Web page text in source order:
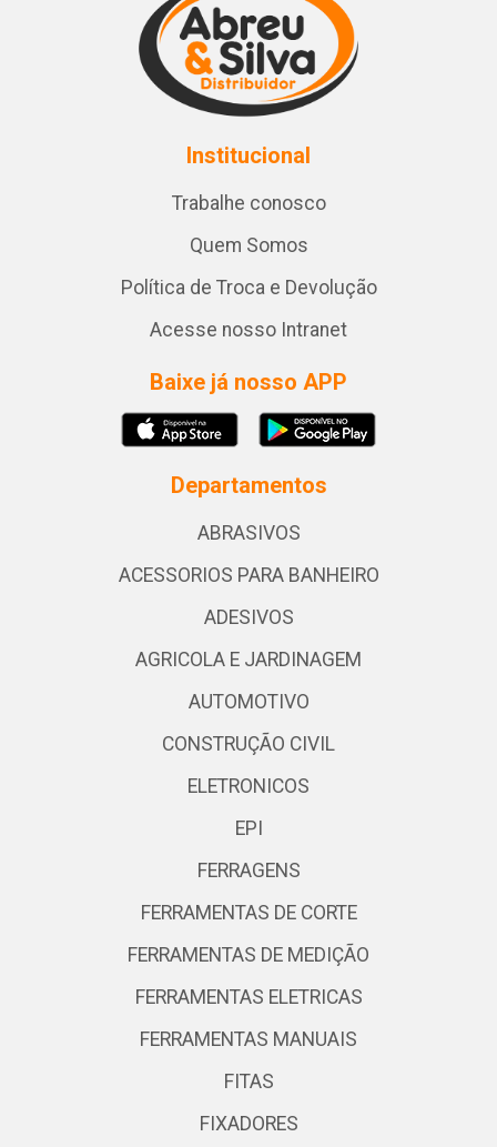
Institucional
Trabalhe conosco
Quem Somos
Política de Troca e Devolução
Acesse nosso Intranet
Baixe já nosso APP
Departamentos
ABRASIVOS
ACESSORIOS PARA BANHEIRO
ADESIVOS
AGRICOLA E JARDINAGEM
AUTOMOTIVO
CONSTRUÇÃO CIVIL
ELETRONICOS
EPI
FERRAGENS
FERRAMENTAS DE CORTE
FERRAMENTAS DE MEDIÇÃO
FERRAMENTAS ELETRICAS
FERRAMENTAS MANUAIS
FITAS
FIXADORES